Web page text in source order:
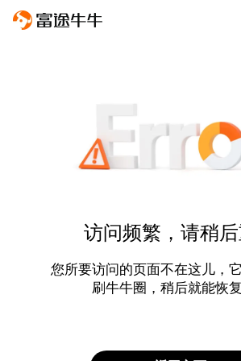
访问频繁，请稍
您所要访问的页面不在这儿，
刷牛牛圈，稍后就能恢